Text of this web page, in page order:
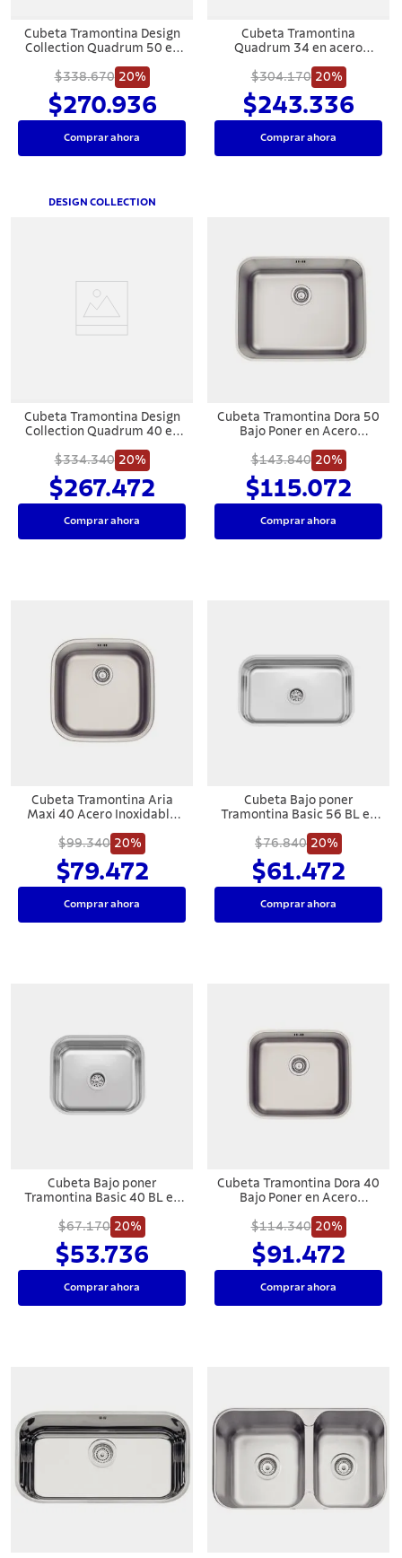
Cubeta Tramontina Design
Collection Quadrum 50 en
$338.670 20%
$270.936
Comprar ahora
Cubeta Tramontina
Quadrum 34 en acero
$304.170 20%
$243.336
Comprar ahora
DESIGN COLLECTION
Cubeta Tramontina Design
Collection Quadrum 40 en
$334.340 20%
$267.472
Comprar ahora
Cubeta Tramontina Dora 50
Bajo Poner en Acero
$143.840 20%
$115.072
Comprar ahora
Cubeta Tramontina Aria
Maxi 40 Acero Inoxidable
$99.340 20%
$79.472
Comprar ahora
Cubeta Bajo poner
Tramontina Basic 56 BL en
56x34 cm
$76.840 20%
$61.472
Comprar ahora
Cubeta Bajo poner
Tramontina Basic 40 BL en
40x34 cm
$67.170 20%
$53.736
Comprar ahora
Cubeta Tramontina Dora 40
Bajo Poner en Acero
$114.340 20%
$91.472
Comprar ahora